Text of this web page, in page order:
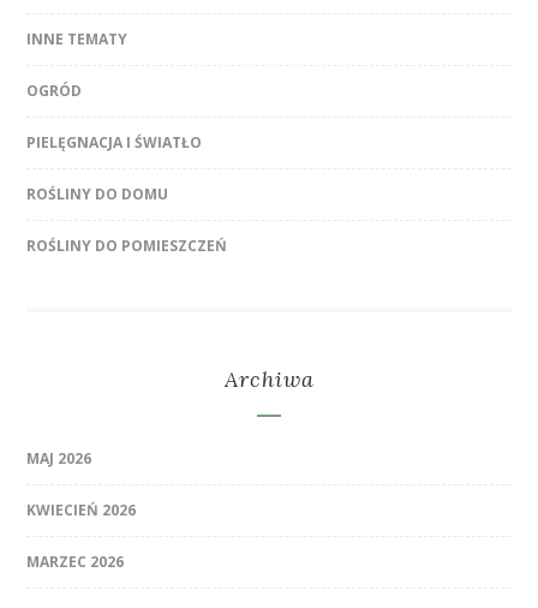
INNE TEMATY
OGRÓD
PIELĘGNACJA I ŚWIATŁO
ROŚLINY DO DOMU
ROŚLINY DO POMIESZCZEŃ
Archiwa
MAJ 2026
KWIECIEŃ 2026
MARZEC 2026